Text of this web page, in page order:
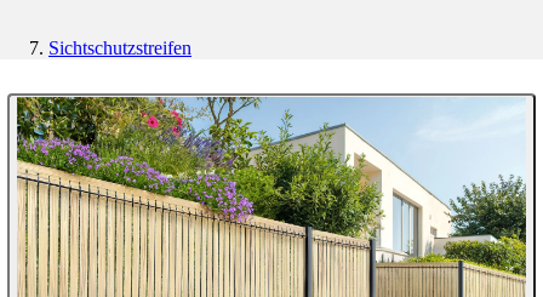
Sichtschutzstreifen